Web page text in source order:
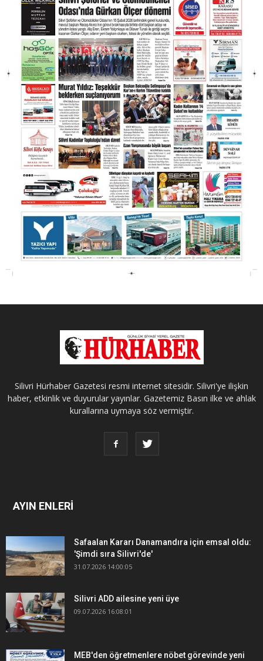
Silivri Hürhaber Gazetesi resmi internet sitesidir. Silivri'ye ilişkin
haber, etkinlik ve duyurular yayınlar. Gazetemiz Basın ilke ve ahlak
kurallarına uymaya söz vermiştir.
AYIN ENLERİ
Safaalan Kararı Danamandıra için emsal oldu:
'Şimdi sıra Silivri'de'
31.07.2026 14:00:05
Silivri ADD ailesine yeni üye
09.07.2026 16:08:01
MEB'den öğretmenlere nöbet görevinde yeni